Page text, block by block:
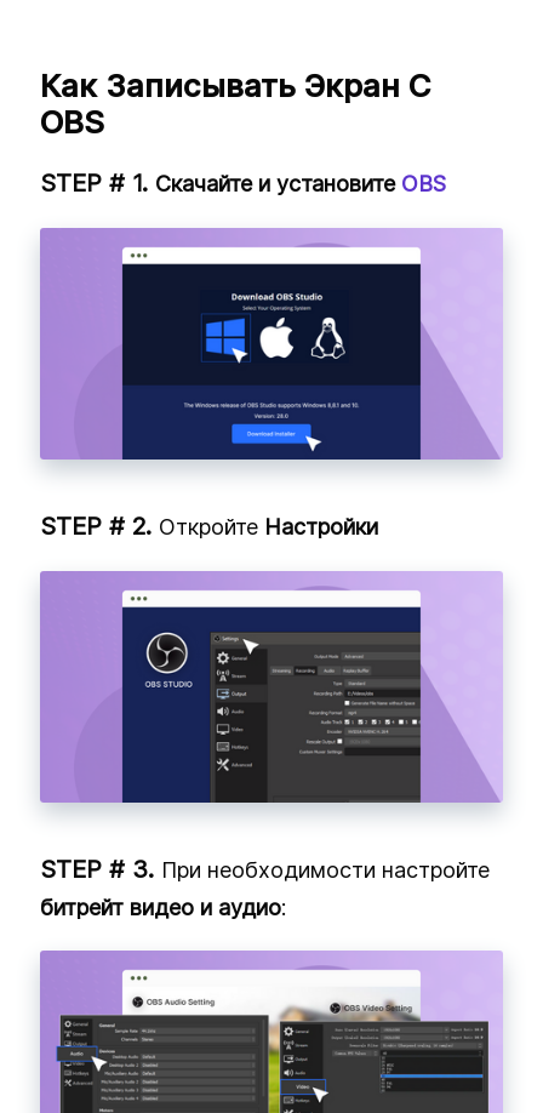
Как Записывать Экран С
OBS
Скачайте и установите OBS
Откройте Настройки
При необходимости настройте
битрейт видео и аудио: